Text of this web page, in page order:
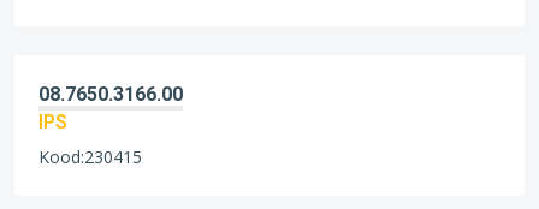
08.7650.3166.00
IPS
Kood:230415